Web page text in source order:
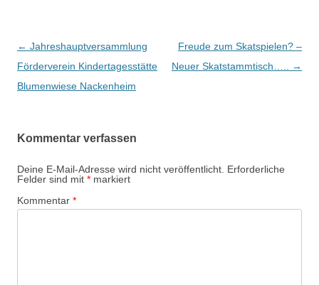
Beitrags-
Navigation
← Jahreshauptversammlung
Förderverein Kindertagesstätte
Blumenwiese Nackenheim
Freude zum Skatspielen? –
Neuer Skatstammtisch…..
→
Kommentar verfassen
Deine E-Mail-Adresse wird nicht veröffentlicht. Erforderliche
Felder sind mit * markiert
Kommentar *